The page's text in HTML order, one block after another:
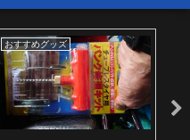
おすすめグッズ